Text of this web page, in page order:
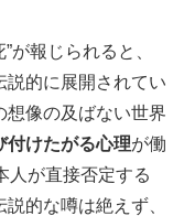
が報じられると、
説的に展開されてい
想像の及ばない世界
付けたがる心理が働
人が直接否定する
的な噂は絶えず、